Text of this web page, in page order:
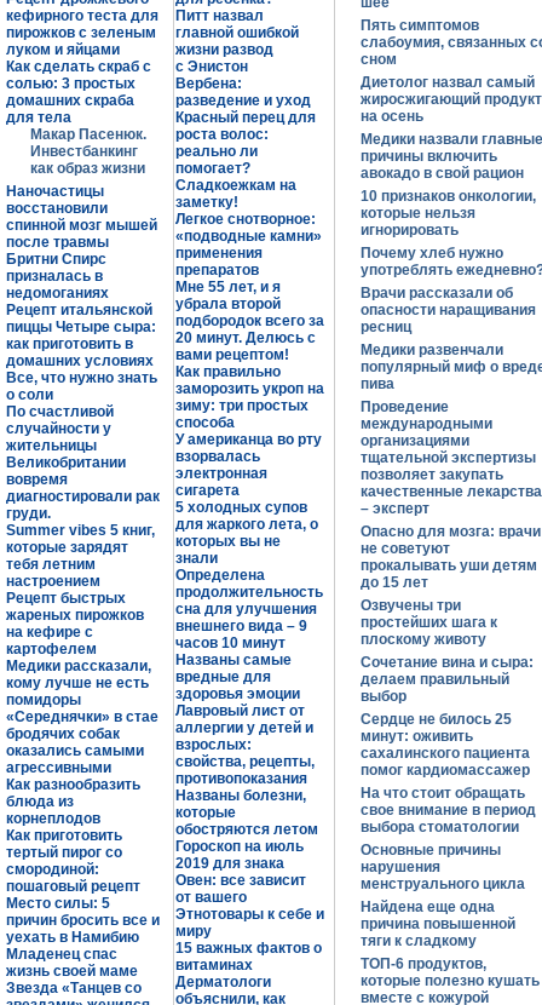
Пять симптомов
слабоумия, связанных
сном
Диетолог назвал самый
жиросжигающий продукт
на осень
Медики назвали главные
причины включить
авокадо в свой рацион
10 признаков онкологии,
которые нельзя
игнорировать
Почему хлеб нужно
употреблять
Врачи рассказали об
опасности наращивания
ресниц
Медики развенчали
популярный миф о
пива
Проведение
международными
организациями
тщательной экспертизы
позволяет закупать
качественные лекарства
– эксперт
Опасно для мозга: врачи
не советуют
прокалывать уши детям
до 15 лет
Озвучены три
простейших шага к
плоскому животу
Сочетание вина и сыра:
делаем правильный
выбор
Сердце не билось 25
минут: оживить
сахалинского пациента
помог кардиомассажер
На что стоит обращать
свое внимание в период
выбора стоматологии
Основные причины
нарушения
менструального цикла
Найдена еще одна
причина повышенной
тяги к сладкому
ТОП-6 продуктов,
которые полезно кушать
вместе с кожурой
кефирного теста для
пирожков с зеленым
луком и яйцами
Как сделать скраб с
солью: 3 простых
домашних скраба
для тела
Макар Пасенюк.
Инвестбанкинг
как образ жизни
Наночастицы
восстановили
спинной мозг мышей
после травмы
Бритни Спирс
призналась в
недомоганиях
Рецепт итальянской
пиццы Четыре сыра:
как приготовить в
домашних условиях
Все, что нужно знать
о соли
По счастливой
случайности у
жительницы
Великобритании
вовремя
диагностировали рак
груди.
Summer vibes 5 книг,
которые зарядят
тебя летним
настроением
Рецепт быстрых
жареных пирожков
на кефире с
картофелем
Медики рассказали,
кому лучше не есть
помидоры
«Середнячки» в стае
бродячих собак
оказались самыми
агрессивными
Как разнообразить
блюда из
корнеплодов
Как приготовить
тертый пирог со
смородиной:
пошаговый рецепт
Место силы: 5
причин бросить все и
уехать в Намибию
Младенец спас
жизнь своей маме
Звезда «Танцев со
Питт назвал
главной ошибкой
жизни развод
с Энистон
Вербена:
разведение и уход
Красный перец для
роста волос:
реально ли
помогает?
Сладкоежкам на
заметку!
Легкое снотворное:
«подводные камни»
применения
препаратов
Мне 55 лет, и я
убрала второй
подбородок всего за
20 минут. Делюсь с
вами рецептом!
Как правильно
заморозить укроп на
зиму: три простых
способа
У американца во рту
взорвалась
электронная
сигарета
5 холодных супов
для жаркого лета, о
которых вы не
знали
Определена
продолжительность
сна для улучшения
внешнего вида – 9
часов 10 минут
Названы самые
вредные для
здоровья эмоции
Лавровый лист от
аллергии у детей и
взрослых:
свойства, рецепты,
противопоказания
Названы болезни,
которые
обостряются летом
Гороскоп на июль
2019 для знака
Овен: все зависит
от вашего
Этнотовары к себе и
миру
15 важных фактов о
витаминах
Дерматологи
объяснили, как